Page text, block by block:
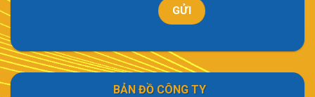
BẢN ĐỒ CÔNG TY